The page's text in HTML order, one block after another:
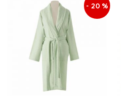
- 20 %